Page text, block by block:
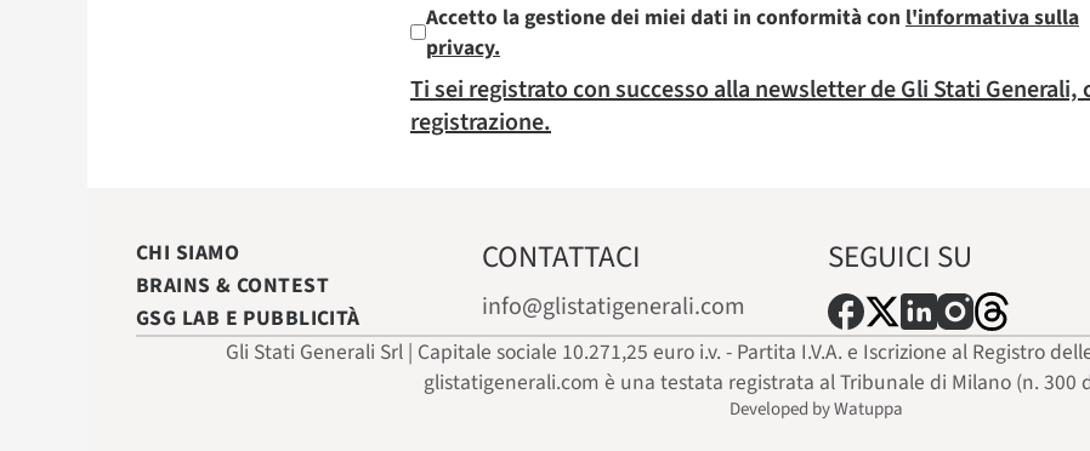
Accetto la gestione dei miei dati in conformità con l'informativa sulla
privacy.
Ti sei registrato con successo alla newsletter de Gli Stati
registrazione.
CHI SIAMO
BRAINS & CONTEST
GSG LAB E PUBBLICITÀ
CONTATTACI
info@glistatigenerali.com
SEGUICI SU
Gli Stati Generali Srl | Capitale sociale 10.271,25 euro i.v. - Partita I.V.A. e Iscrizione al Registro
glistatigenerali.com è una testata registrata al Tribunale di Milano (n. 300
Developed by Watuppa